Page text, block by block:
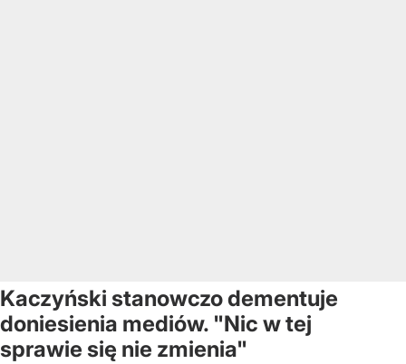
Kaczyński stanowczo dementuje
doniesienia mediów. "Nic w tej
sprawie się nie zmienia"